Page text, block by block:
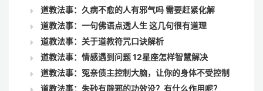
道教法事：久病不愈的人有邪气吗 需要赶紧化解
道教法事：一句佛语点透人生 这几句很有道理
道教法事：关于道教符咒口诀解析
道教法事：情感遇到问题 12星座怎样智慧解决
道教法事：冤亲债主控制大脑，让你的身体不受控制
道教法事：朱砂有辟邪的功效没？有什么作用呢？